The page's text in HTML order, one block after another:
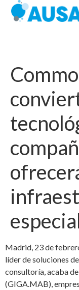
Madrid, 23 de
líder de soluciones
consultoría, acaba
(GIGA.MAB),